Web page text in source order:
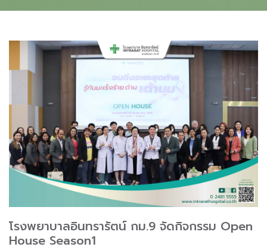
โรงพยาบาลอินทรารัตน์ กม.9 จัดกิจกรรม Open
House Season1